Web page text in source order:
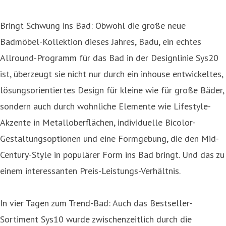
Bringt Schwung ins Bad: Obwohl die große neue
Badmöbel-Kollektion dieses Jahres, Badu, ein echtes
Allround-Programm für das Bad in der Designlinie Sys20
ist, überzeugt sie nicht nur durch ein inhouse entwickeltes,
lösungsorientiertes Design für kleine wie für große Bäder,
sondern auch durch wohnliche Elemente wie Lifestyle-
Akzente in Metalloberflächen, individuelle Bicolor-
Gestaltungsoptionen und eine Formgebung, die den Mid-
Century-Style in populärer Form ins Bad bringt. Und das zu
einem interessanten Preis-Leistungs-Verhältnis.
In vier Tagen zum Trend-Bad: Auch das Bestseller-
Sortiment Sys10 wurde zwischenzeitlich durch die